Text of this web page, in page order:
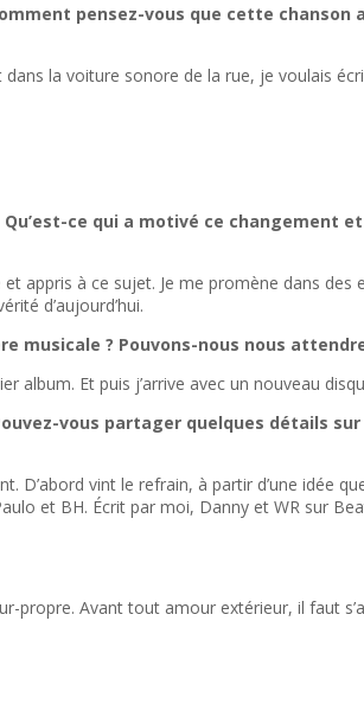
pensez-vous que cette chanson
la voiture sonore de la rue, je voulais
ce qui a motivé ce changement
appris à ce sujet. Je me promène dans
d’aujourd’hui.
musicale ? Pouvons-nous nous
Et puis j’arrive avec un nouveau
vous partager quelques détails
vint le refrain, à partir d’une idée
et BH. Écrit par moi, Danny et WR sur
propre. Avant tout amour extérieur, il faut